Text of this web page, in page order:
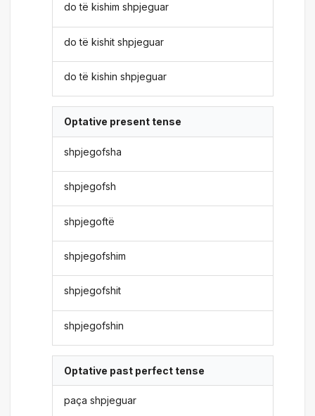
do të kishim shpjeguar
do të kishit shpjeguar
do të kishin shpjeguar
Optative present tense
shpjegofsha
shpjegofsh
shpjegoftë
shpjegofshim
shpjegofshit
shpjegofshin
Optative past perfect tense
paça shpjeguar